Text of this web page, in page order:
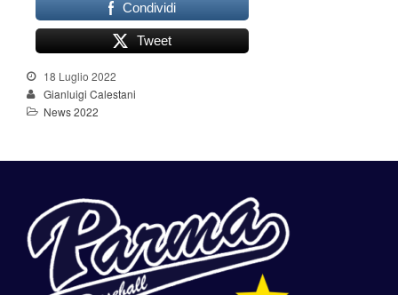
Condividi
Tweet
18 Luglio 2022
Gianluigi Calestani
News 2022